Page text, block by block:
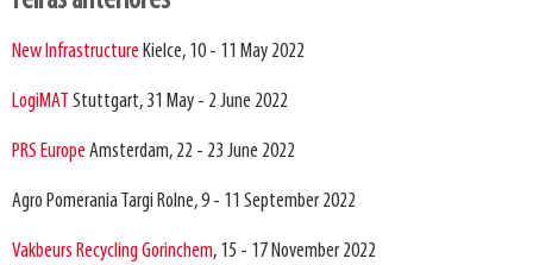
Torne-se cliente
New Infrastructure Kielce, 10 - 11 May 2022
LogiMAT Stuttgart, 31 May - 2 June 2022
PRS Europe Amsterdam, 22 - 23 June 2022
Agro Pomerania Targi Rolne, 9 - 11 September 2022
Vakbeurs Recycling Gorinchem, 15 - 17 November 2022